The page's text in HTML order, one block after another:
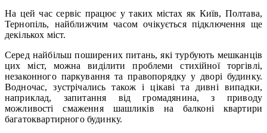
На цей час сервіс працює у таких містах як Київ, Полтава,
Тернопіль, найближчим часом очікується підключення ще
декількох міст.
Серед найбільш поширених питань, які турбують мешканців
цих міст, можна виділити проблеми стихійної торгівлі,
незаконного паркування та правопорядку у дворі будинку.
Водночас, зустрічались також і цікаві та дивні випадки,
наприклад, запитання від громадянина, з приводу
можливості смаження шашликів на балконі квартири
багатоквартирного будинку.